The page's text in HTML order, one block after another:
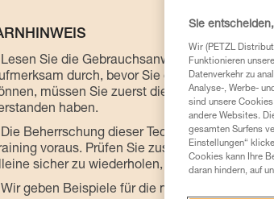
Lesen Sie die Gebrauchsanweisungen der
durch, bevor Sie diesen zu Rate
müssen Sie zuerst die in der
haben.
Die Beherrschung dieser Techniken setzt
voraus. Prüfen Sie zusammen mit
sicher zu wiederholen, bevor Sie ihn
Wir geben Beispiele für die mit Ihrer Aktivität
Sie
Wir (PETZL
Funktionieren
Datenverkehr zu
Analyse-, Werbe-
sind unsere
andere Websites.
gesamten Surfens
Einstellungen“
Cookies kann Ihre
daran hindern, auf